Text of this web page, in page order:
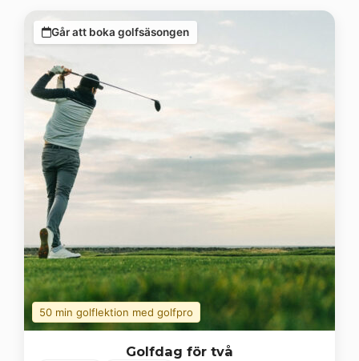
Går att boka golfsäsongen
50 min golflektion med golfpro
Golfdag för två